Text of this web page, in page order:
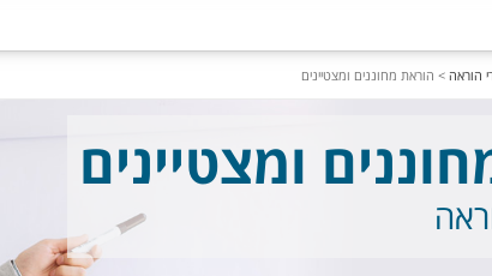
הוראה > הוראת מחוננים ומצטיינים
ומצטיינים